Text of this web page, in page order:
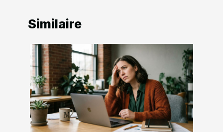
Similaire